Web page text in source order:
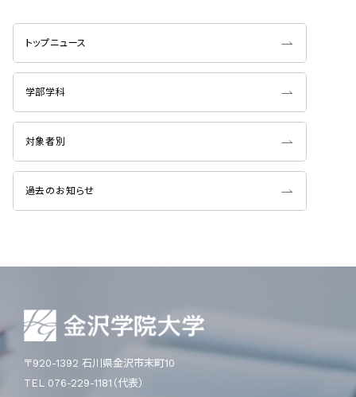
トップニュース
学部学科
対象者別
過去のお知らせ
〒920-1392 石川県金沢市末町10
TEL 076-229-1181（代表）